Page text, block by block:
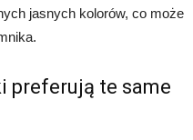
jasnych kolorów, co może
preferują te same